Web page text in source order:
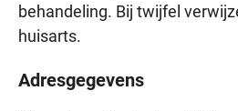
behandeling. Bij twijfel
huisarts.
Adresgegevens